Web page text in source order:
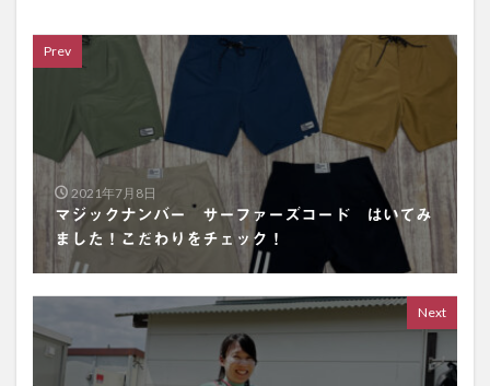
Prev
2021年7月8日
マジックナンバー サーファーズコード はいてみ
ました！こだわりをチェック！
Next